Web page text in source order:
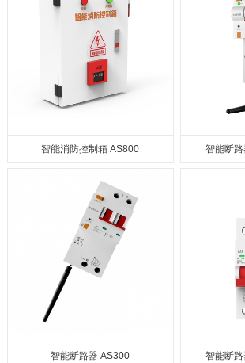
智能消防控制箱 AS800 智能断路
智能断路器 AS300 智能断路